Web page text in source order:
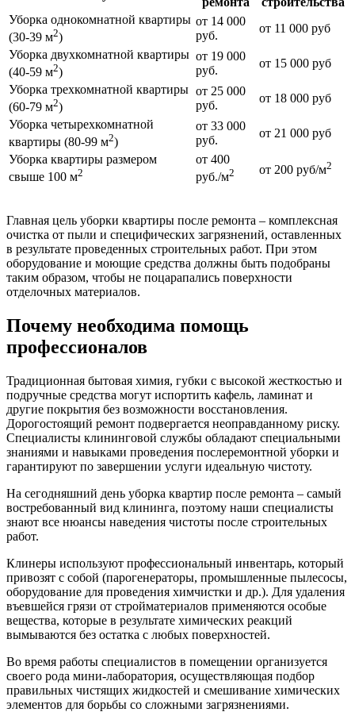
Уборка однокомнатной квартиры
(30-39 м2)
от 14 000
руб.
от 11 000 руб
Уборка двухкомнатной квартиры
(40-59 м2)
от 19 000
руб.
от 15 000 руб
Уборка трехкомнатной квартиры
(60-79 м2)
от 25 000
руб.
от 18 000 руб
Уборка четырехкомнатной
квартиры (80-99 м2)
от 33 000
руб.
от 21 000 руб
Уборка квартиры размером
свыше 100 м2
от 400
руб./м2 от 200 руб/м2
Главная цель уборки квартиры после ремонта – комплексная
очистка от пыли и специфических загрязнений, оставленных
в результате проведенных строительных работ. При этом
оборудование и моющие средства должны быть подобраны
таким образом, чтобы не поцарапались поверхности
отделочных материалов.
Почему необходима помощь
профессионалов
Традиционная бытовая химия, губки с высокой жесткостью и
подручные средства могут испортить кафель, ламинат и
другие покрытия без возможности восстановления.
Дорогостоящий ремонт подвергается неоправданному риску.
Специалисты клининговой службы обладают специальными
знаниями и навыками проведения послеремонтной уборки и
гарантируют по завершении услуги идеальную чистоту.
На сегодняшний день уборка квартир после ремонта – самый
востребованный вид клининга, поэтому наши специалисты
знают все нюансы наведения чистоты после строительных
работ.
Клинеры используют профессиональный инвентарь, который
привозят с собой (парогенераторы, промышленные пылесосы,
оборудование для проведения химчистки и др.). Для удаления
въевшейся грязи от стройматериалов применяются особые
вещества, которые в результате химических реакций
вымываются без остатка с любых поверхностей.
Во время работы специалистов в помещении организуется
своего рода мини-лаборатория, осуществляющая подбор
правильных чистящих жидкостей и смешивание химических
элементов для борьбы со сложными загрязнениями.